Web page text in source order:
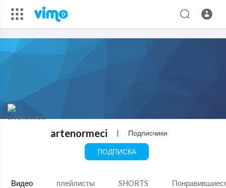
artenormeci | Подписчики
ПОДПИСКА
Видео плейлисты SHORTS